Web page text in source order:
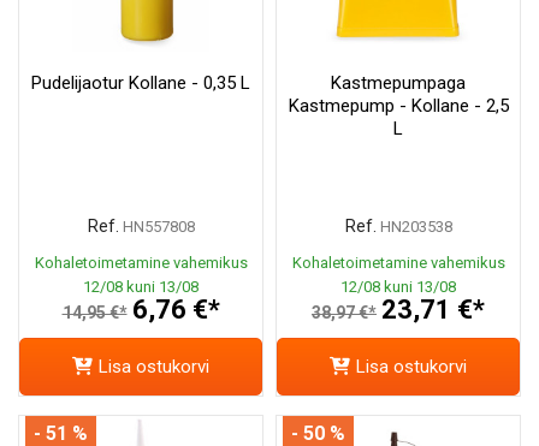
Pudelijaotur Kollane - 0,35 L
Ref. HN557808
Kohaletoimetamine vahemikus
12/08 kuni 13/08
14,95 €* 6,76 €*
Lisa ostukorvi
Kastmepumpaga
Kastmepump - Kollane - 2,5
L
Ref. HN203538
Kohaletoimetamine vahemikus
12/08 kuni 13/08
38,97 €* 23,71 €*
Lisa ostukorvi
- 51 % - 50 %